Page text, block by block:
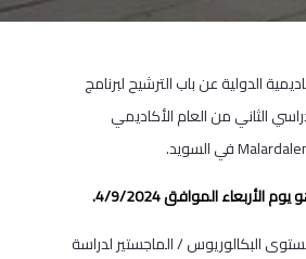
الدولية عن باب الترشيح لبرنامج
الثاني من العام الأكاديمي
الموافق 4/9/2024.
البكالوريوس / الماجستير لدراسة